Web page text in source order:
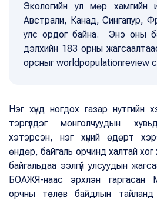
Экологийн ул мөр хамгийн
Австрали, Канад, Сингапур,
улс ордог байна. Энэ оны
дэлхийн 183 орны
орсныг worldpopulationreview
Нэг хүнд ногдох газар нутгийн
тэргүүлдэг монголчуудын
хэтэрсэн, нэг хүний өдөрт
өндөр, байгаль орчинд халтай хог
байгальдаа ээлгүй улсуудын
БОАЖЯ-наас эрхлэн гаргасан
орчны төлөв байдлын тайланд